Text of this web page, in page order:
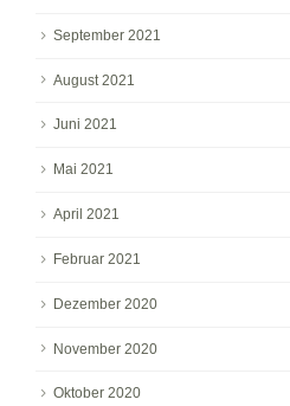
September 2021
August 2021
Juni 2021
Mai 2021
April 2021
Februar 2021
Dezember 2020
November 2020
Oktober 2020